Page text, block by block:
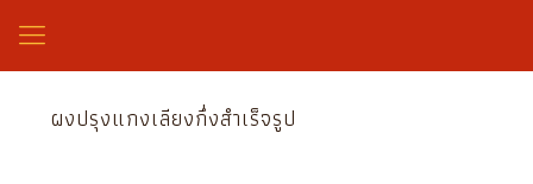
ผงปรุงแกงเลียงกึ่งสำเร็จรูป